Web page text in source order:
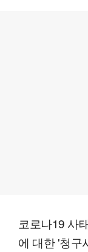
코로나19 사
에 대한 '청구